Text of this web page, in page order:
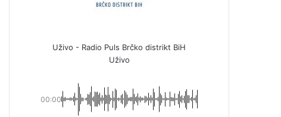
Uživo - Radio Puls Brčko distrikt BiH
Uživo
00:00